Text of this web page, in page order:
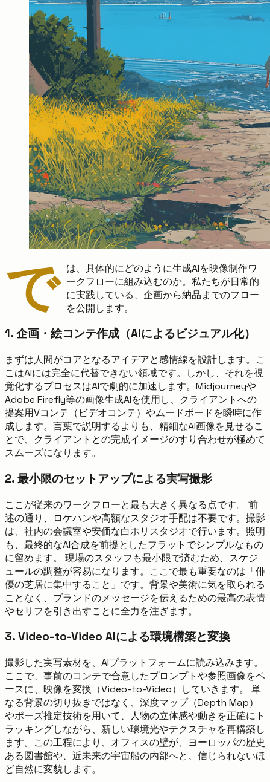
で
は、具体的にどのように生成AIを映像制作ワ
ークフローに組み込むのか。私たちが日常的
に実践している、企画から納品までのフロー
を公開します。
1. 企画・絵コンテ作成（AIによるビジュアル化）
まずは人間がコアとなるアイデアと感情線を設計します。こ
こはAIには完全に代替できない領域です。しかし、それを視
覚化するプロセスはAIで劇的に加速します。Midjourneyや
Adobe Firefly等の画像生成AIを使用し、クライアントへの
提案用Vコンテ（ビデオコンテ）やムードボードを瞬時に作
成します。言葉で説明するよりも、精細なAI画像を見せるこ
とで、クライアントとの完成イメージのすり合わせが極めて
スムーズになります。
2. 最小限のセットアップによる実写撮影
ここが従来のワークフローと最も大きく異なる点です。 前
述の通り、ロケハンや高額なスタジオ手配は不要です。撮影
は、社内の会議室や安価な白ホリスタジオで行います。照明
も、最終的なAI合成を前提としたフラットでシンプルなもの
に留めます。 現場のスタッフも最小限で済むため、スケジ
ュールの調整が容易になります。ここで最も重要なのは「俳
優の芝居に集中すること」です。背景や美術に気を取られる
ことなく、ブランドのメッセージを伝えるための最高の表情
やセリフを引き出すことに全力を注ぎます。
3. Video-to-Video AIによる環境構築と変換
撮影した実写素材を、AIプラットフォームに読み込みます。
ここで、事前のコンテで合意したプロンプトや参照画像をベ
ースに、映像を変換（Video-to-Video）していきます。 単
なる背景の切り抜きではなく、深度マップ（Depth Map）
やポーズ推定技術を用いて、人物の立体感や動きを正確にト
ラッキングしながら、新しい環境光やテクスチャを再構築し
ます。この工程により、オフィスの壁が、ヨーロッパの歴史
ある図書館や、近未来の宇宙船の内部へと、信じられないほ
ど自然に変貌します。